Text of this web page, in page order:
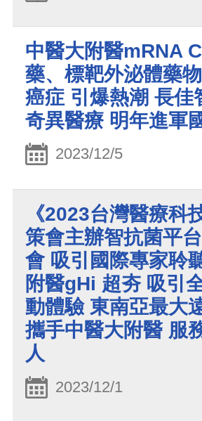
中醫大附醫mRNA
藥、標靶外泌體藥
癌症 引爆熱潮 長佳
奇異醫療 明年進軍
2023/12/5
《2023台灣醫療科
策會主辦智抗菌平
會 吸引國際專家聆
附醫gHi 超夯 吸引
動體驗 東南亞最大
攜手中醫大附醫 服
人
2023/12/1